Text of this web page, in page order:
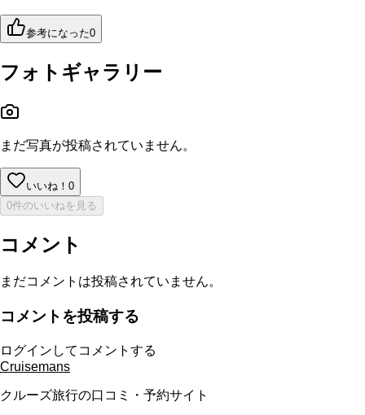
参考になった0
フォトギャラリー
まだ写真が投稿されていません。
いいね！ 0
0件のいいねを見る
コメント
まだコメントは投稿されていません。
コメントを投稿する
ログインしてコメントする
Cruisemans
クルーズ旅行の口コミ・予約サイト